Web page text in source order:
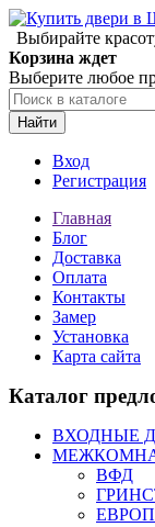
Выбирайте
Корзина ждет
Выберите любое
Найти
Вход
Регистрация
Главная
Блог
Доставка
Оплата
Контакты
Замер
Установка
Карта сайта
Каталог
ВХОДНЫЕ
ВФД